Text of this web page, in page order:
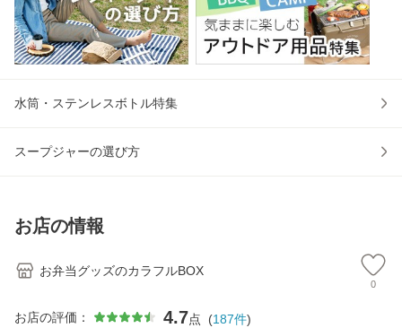
水筒・ステンレスボトル特集
スープジャーの選び方
お店の情報
お弁当グッズのカラフルBOX
0
お店の評価： 4.7点 (187件)